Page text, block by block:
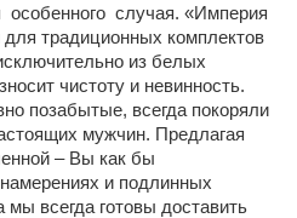
случая. «Империя
для традиционных комплектов
из белых
чистоту и невинность.
позабытые, всегда покоряли
мужчин. Предлагая
– Вы как бы
и подлинных
всегда готовы доставить